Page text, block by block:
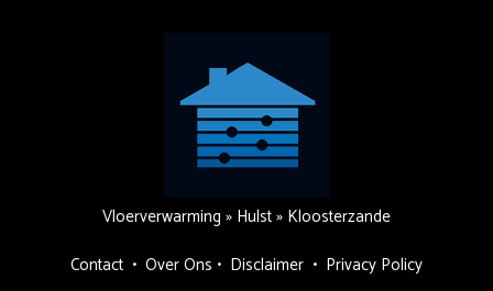
Vloerverwarming » Hulst» Kloosterzande
Contact • Over Ons • Disclaimer • Privacy Policy